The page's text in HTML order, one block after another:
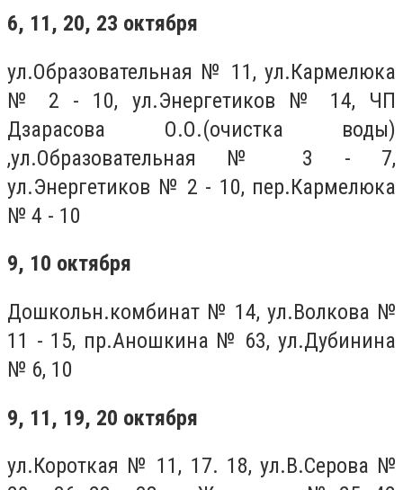
6, 11, 20, 23 октября
ул.Образовательная № 11, ул.Кармелюка
№ 2 - 10, ул.Энергетиков № 14, ЧП
Дзарасова О.О.(очистка воды)
,ул.Образовательная № 3 - 7,
ул.Энергетиков № 2 - 10, пер.Кармелюка
№ 4 - 10
9, 10 октября
Дошкольн.комбинат № 14, ул.Волкова №
11 - 15, пр.Аношкина № 63, ул.Дубинина
№ 6, 10
9, 11, 19, 20 октября
ул.Короткая № 11, 17. 18, ул.В.Серова №